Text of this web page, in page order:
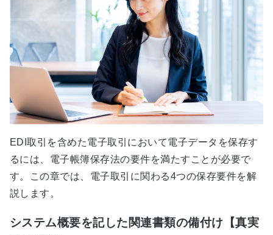
EDI取引を含めた電子取引において電子データを保存す
るには、電子帳簿保存法の要件を満たすことが必要で
す。この章では、電子取引に関わる4つの保存要件を解
説します。
システム概要を記した関連書類の備付け【真実